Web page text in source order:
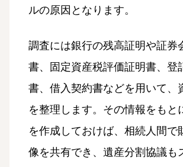
ルの原因となります。
調査には銀行の残高証明や証券
書、固定資産税評価証明書、登
書、借入契約書などを用いて、
を整理します。その情報をもと
を作成しておけば、相続人間で
像を共有でき、遺産分割協議も